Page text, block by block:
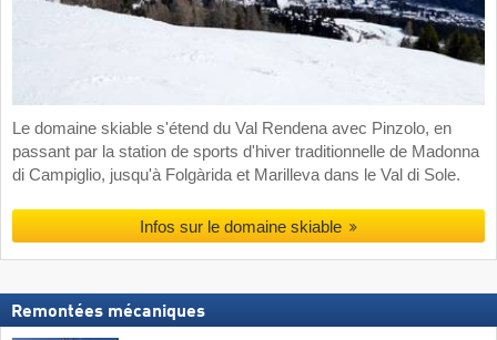
Le domaine skiable s'étend du Val Rendena avec Pinzolo, en
passant par la station de sports d'hiver traditionnelle de Madonna
di Campiglio, jusqu'à Folgàrida et Marilleva dans le Val di Sole.
Infos sur le domaine skiable
Remontées mécaniques